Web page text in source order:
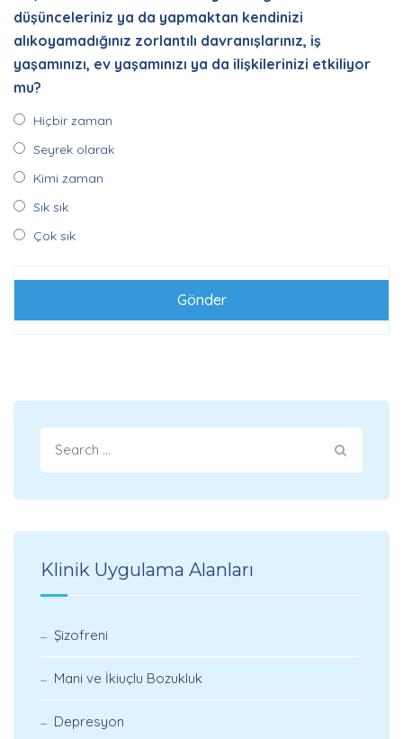
düşünceleriniz ya da yapmaktan kendinizi
alıkoyamadığınız zorlantılı davranışlarınız, iş
yaşamınızı, ev yaşamınızı ya da ilişkilerinizi etkiliyor
mu?
Hiçbir zaman
Seyrek olarak
Kimi zaman
Sık sık
Çok sık
Klinik Uygulama Alanları
Şizofreni
Mani ve İkiuçlu Bozukluk
Depresyon